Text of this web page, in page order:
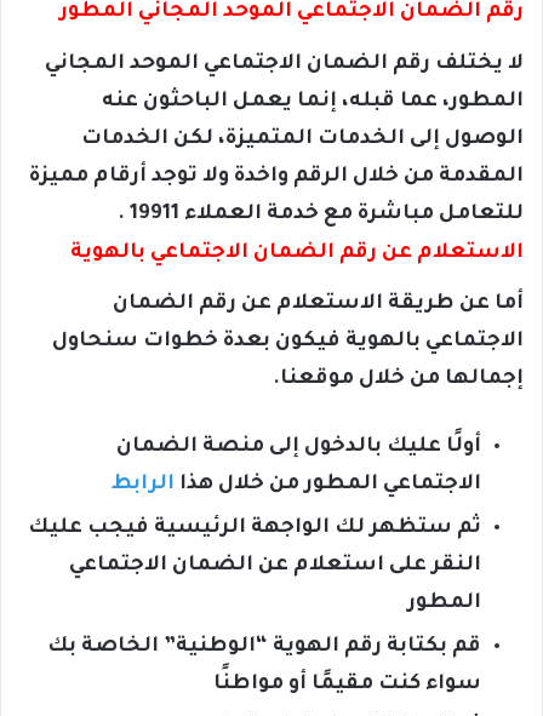
رقم الضمان الاجتماعي الموحد المجاني المطور
لا يختلف رقم الضمان الاجتماعي الموحد المجاني
المطور، عما قبله، إنما يعمل الباحثون عنه
الوصول إلى الخدمات المتميزة، لكن الخدمات
المقدمة من خلال الرقم واخدة ولا توجد أرقام مميزة
للتعامل مباشرة مع خدمة العملاء 19911 .
الاستعلام عن رقم الضمان الاجتماعي بالهوية
أما عن طريقة الاستعلام عن رقم الضمان
الاجتماعي بالهوية فيكون بعدة خطوات سنحاول
إجمالها من خلال موقعنا.
أولًا عليك بالدخول إلى منصة الضمان
الاجتماعي المطور من خلال هذا الرابط
ثم ستظهر لك الواجهة الرئيسية فيجب عليك
النقر على استعلام عن الضمان الاجتماعي
المطور
قم بكتابة رقم الهوية “الوطنية” الخاصة بك
سواء كنت مقيمًا أو مواطنًا